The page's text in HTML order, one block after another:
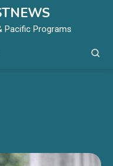
Pacific Programs